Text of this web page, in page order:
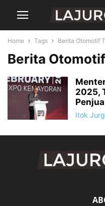
Home Tags Berita Otomotif
Berita
2025,
Itok